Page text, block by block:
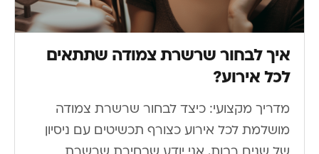
איך לבחור שרשרת צמודה שתתאים
לכל אירוע?
מדריך מקצועי: כיצד לבחור שרשרת צמודה
מושלמת לכל אירוע כצורף תכשיטים עם ניסיון